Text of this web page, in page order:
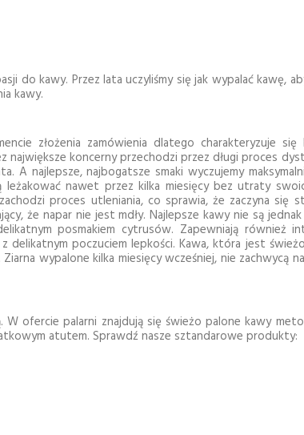
do kawy. Przez lata uczyliśmy się jak wypalać kawę,
kawy.
złożenia zamówienia dlatego charakteryzuje się
największe koncerny przechodzi przez długi proces
A najlepsze, najbogatsze smaki wyczujemy
leżakować nawet przez kilka miesięcy bez utraty
proces utleniania, co sprawia, że zaczyna się
że napar nie jest mdły. Najlepsze kawy nie są
posmakiem cytrusów. Zapewniają również
poczuciem lepkości. Kawa, która jest
wypalone kilka miesięcy wcześniej, nie zachwycą
W ofercie palarni znajdują się świeżo palone kawy
atutem. Sprawdź nasze sztandarowe produkty: